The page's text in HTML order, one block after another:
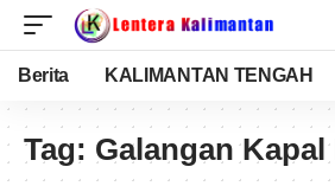
Berita KALIMANTAN TENGAH
Tag: Galangan